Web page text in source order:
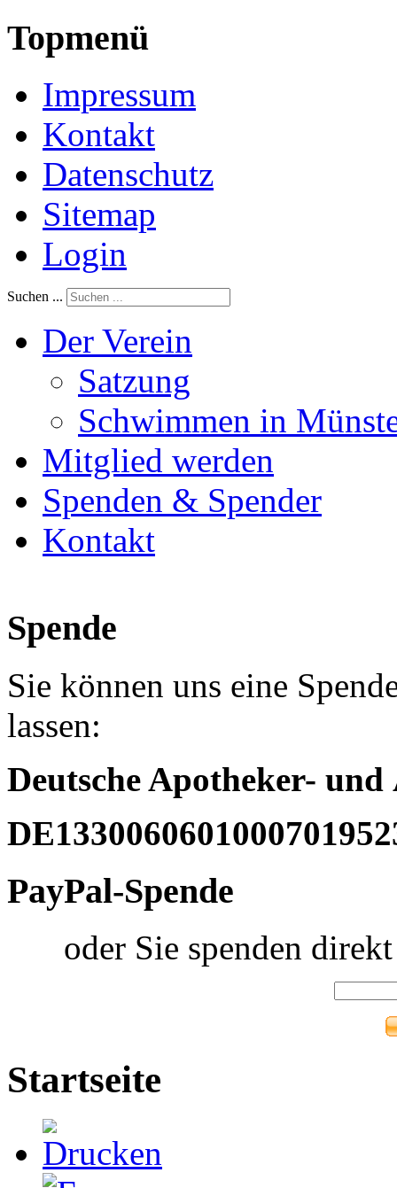
Topmenü
Impressum
Kontakt
Datenschutz
Sitemap
Login
Suchen ...
Der Verein
Satzung
Schwimmen in
Mitglied werden
Spenden & Spender
Kontakt
Spende
Sie können uns eine
lassen:
Deutsche Apotheker-
PayPal-Spende
oder Sie spenden
Startseite